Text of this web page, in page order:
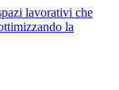
lavorativi che
la